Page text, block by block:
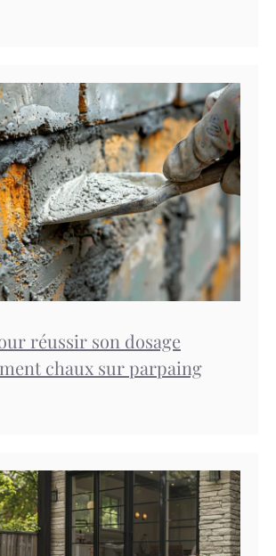
réussir son dosage
chaux sur parpaing